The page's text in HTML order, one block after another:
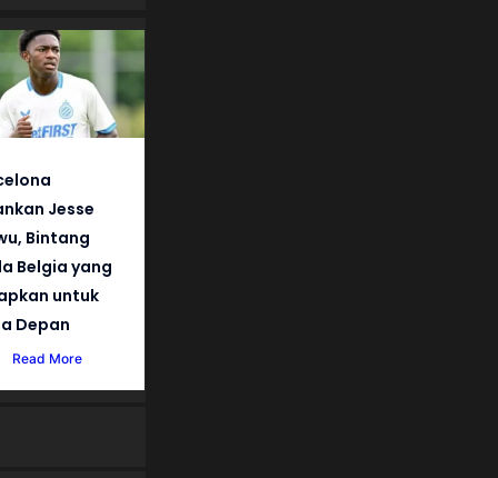
Jesse
Bintang
Belgia yang
untuk
Depan
Read More